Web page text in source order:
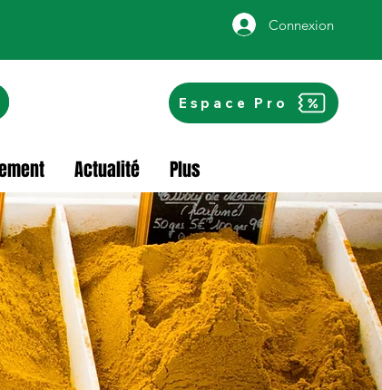
Connexion
Espace Pro
Actualité Plus